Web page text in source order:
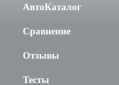
АвтоКаталог
Сравнение
Отзывы
Тесты